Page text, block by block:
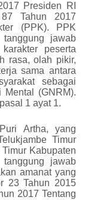
Presiden RI
Tahun 2017
(PPK). PPK
jawab
peserta
rasa, olah pikir,
sama antara
sebagai
(GNRM).
1 ayat 1.
Artha, yang
Timur
Kabupaten
jawab
amanat yang
23 Tahun 2015
2017 Tentang